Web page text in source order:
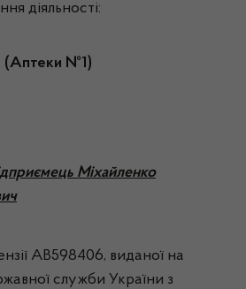
діяльності:
(Аптеки №1)
Міхайленко
АВ598406, виданої на
служби України з